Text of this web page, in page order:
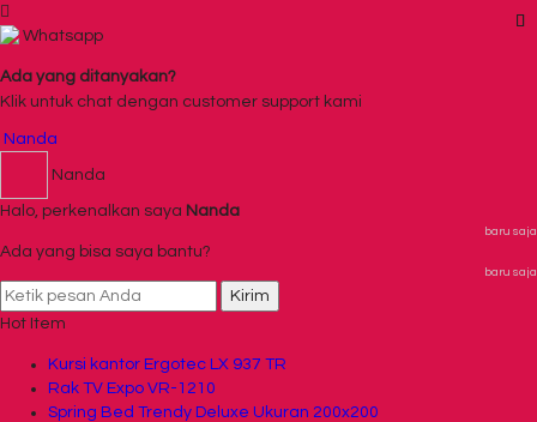
Whatsapp
Ada yang ditanyakan?
Klik untuk chat dengan customer support kami
Nanda
Nanda
Halo, perkenalkan saya Nanda
baru saja
Ada yang bisa saya bantu?
baru saja
Kirim
Hot Item
Kursi kantor Ergotec LX 937 TR
Rak TV Expo VR-1210
Spring Bed Trendy Deluxe Ukuran 200x200